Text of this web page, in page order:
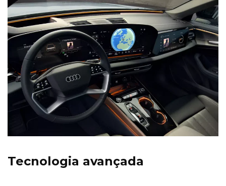
Tecnologia avançada